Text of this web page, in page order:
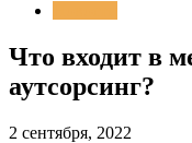
Что входит в
аутсорсинг?
2 сентября, 2022